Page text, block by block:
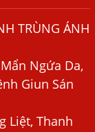
Nga Đề Tài
Chi Phí Bao
TRÙNG ÁNH
Ngứa Da,
Giun Sán
Liệt, Thanh